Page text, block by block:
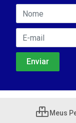
Meus